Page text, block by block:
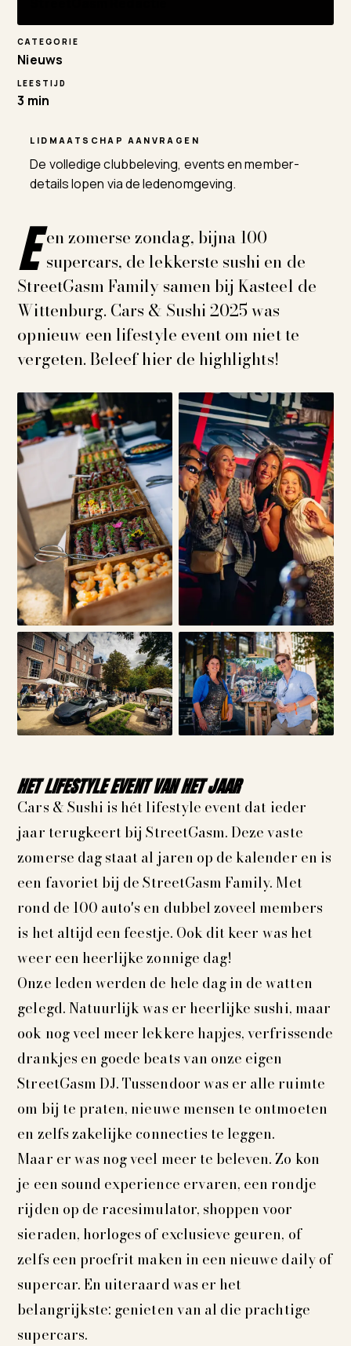
CATEGORIE
Nieuws
LEESTIJD
3 min
LIDMAATSCHAP AANVRAGEN
De volledige clubbeleving, events en member-
details lopen via de ledenomgeving.
E en zomerse zondag, bijna 100
supercars, de lekkerste sushi en de
StreetGasm Family samen bij Kasteel de
Wittenburg. Cars & Sushi 2025 was
opnieuw een lifestyle event om niet te
vergeten. Beleef hier de highlights!
HET LIFESTYLE EVENT VAN HET JAAR
Cars & Sushi is hét lifestyle event dat ieder
jaar terugkeert bij StreetGasm. Deze vaste
zomerse dag staat al jaren op de kalender en is
een favoriet bij de StreetGasm Family. Met
rond de 100 auto's en dubbel zoveel members
is het altijd een feestje. Ook dit keer was het
weer een heerlijke zonnige dag!
Onze leden werden de hele dag in de watten
gelegd. Natuurlijk was er heerlijke sushi, maar
ook nog veel meer lekkere hapjes, verfrissende
drankjes en goede beats van onze eigen
StreetGasm DJ. Tussendoor was er alle ruimte
om bij te praten, nieuwe mensen te ontmoeten
en zelfs zakelijke connecties te leggen.
Maar er was nog veel meer te beleven. Zo kon
je een sound experience ervaren, een rondje
rijden op de racesimulator, shoppen voor
sieraden, horloges of exclusieve geuren, of
zelfs een proefrit maken in een nieuwe daily of
supercar. En uiteraard was er het
belangrijkste: genieten van al die prachtige
supercars.